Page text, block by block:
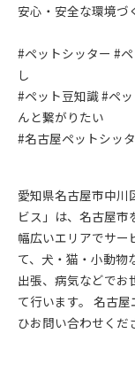
安心・安全な環境づ
#ペットシッター #
し
#ペット豆知識 #ペ
んと繋がりたい
#名古屋ペットシッ
愛知県名古屋市中川
ビス」は、名古屋
幅広いエリアでサー
て、犬・猫・小動物
出張、病気などでお
て行います。 名古
ひお問い合わせくだ